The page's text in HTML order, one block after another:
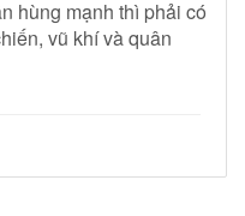
hùng mạnh thì phải có
vũ khí và quân